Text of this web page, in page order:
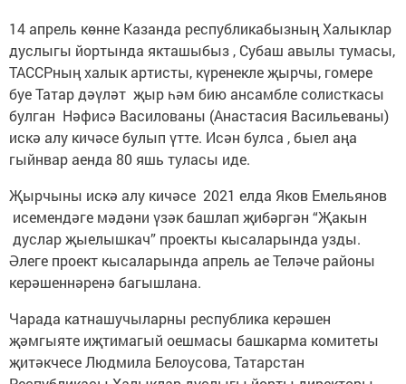
14 апрель көнне Казанда республикабызның Халыклар
дуслыгы йортында якташыбыз , Субаш авылы тумасы,
ТАССРның халык артисты, күренекле җырчы, гомере
буе Татар дәүләт җыр һәм бию ансамбле солисткасы
булган Нәфисә Василованы (Анастасия Васильеваны)
искә алу кичәсе булып үтте. Исән булса , быел аңа
гыйнвар аенда 80 яшь туласы иде.
Җырчыны искә алу кичәсе 2021 елда Яков Емельянов
исемендәге мәдәни үзәк башлап җибәргән “Җакын
дуслар җыелышкач” проекты кысаларында узды.
Әлеге проект кысаларында апрель ае Теләче районы
керәшеннәренә багышлана.
Чарада катнашучыларны республика керәшен
җәмгыяте иҗтимагый оешмасы башкарма комитеты
җитәкчесе Людмила Белоусова, Татарстан